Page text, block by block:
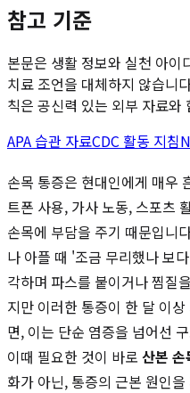
참고 기준
본문은 생활 정보와 실천 아
치료 조언을 대체하지 않습니
칙은 공신력 있는 외부 자료
APA 습관 자료CDC 활동 지침
손목 통증은 현대인에게 매우
트폰 사용, 가사 노동, 스포츠
손목에 부담을 주기 때문입니
나 아플 때 '조금 무리했나 보
각하며 파스를 붙이거나 찜질
지만 이러한 통증이 한 달 이
면, 이는 단순 염증을 넘어선
이때 필요한 것이 바로 산본
화가 아닌, 통증의 근본 원인